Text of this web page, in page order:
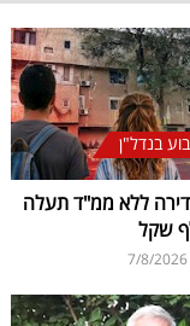
בנדל"ן
דירה ללא ממ"ד תעלה
7/8/2026